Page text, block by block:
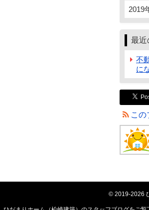
2019
最近
不
に
この
© 2019-2026